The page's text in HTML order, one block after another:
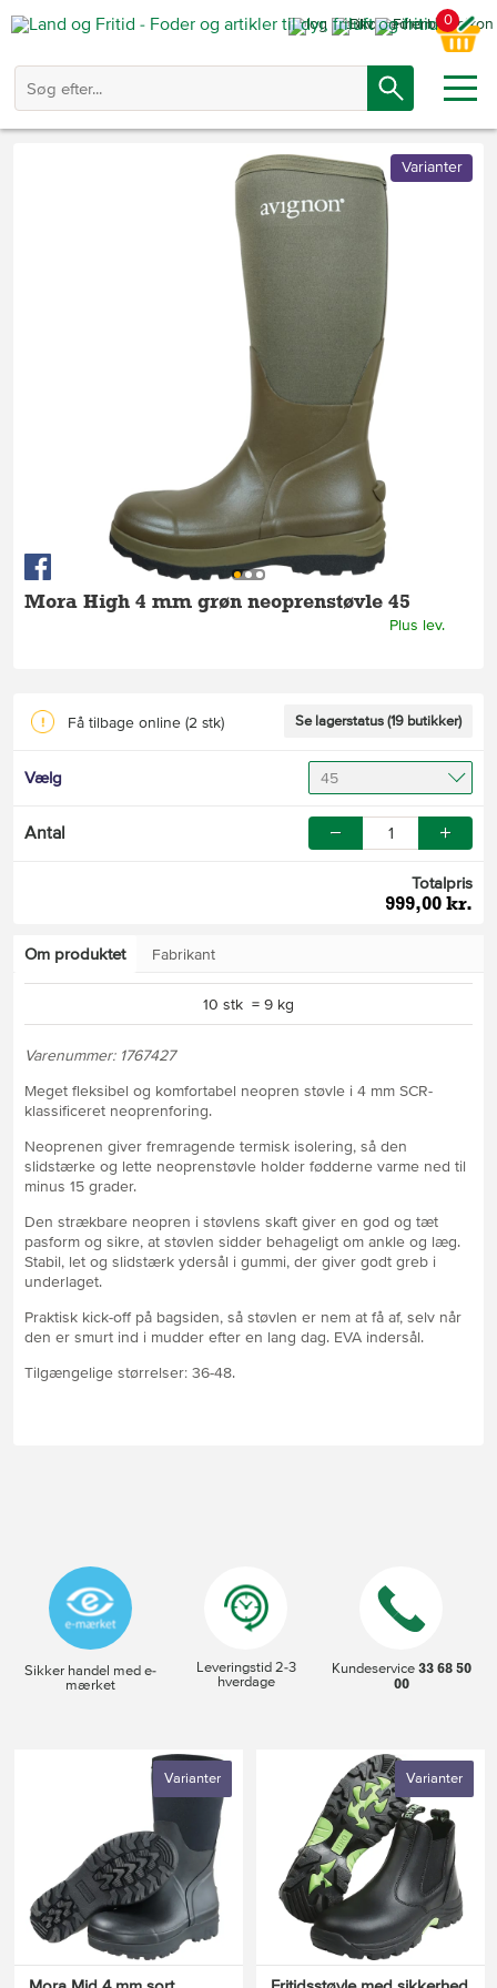
0
Mora High 4 mm grøn neoprenstøvle 45
Plus lev.
Varianter
Få tilbage online (2 stk) Se lagerstatus (19 butikker)
Vælg 45
Antal
Totalpris
999,00 kr.
Om produktet Fabrikant
10 stk = 9 kg
Varenummer: 1767427
Meget fleksibel og komfortabel neopren støvle i 4 mm SCR-
klassificeret neoprenforing.
Neoprenen giver fremragende termisk isolering, så den
slidstærke og lette neoprenstøvle holder fødderne varme ned til
minus 15 grader.
Den strækbare neopren i støvlens skaft giver en god og tæt
pasform og sikre, at støvlen sidder behageligt om ankle og læg.
Stabil, let og slidstærk ydersål i gummi, der giver godt greb i
underlaget.
Praktisk kick-off på bagsiden, så støvlen er nem at få af, selv når
den er smurt ind i mudder efter en lang dag. EVA indersål.
Tilgængelige størrelser: 36-48.
Sikker handel med e-
mærket
Leveringstid 2-3
hverdage
Kundeservice33 68 50
00
Varianter Varianter